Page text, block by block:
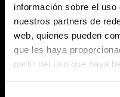
información sobre el
nuestros partners de
web, quienes pueden
que les haya
partir del uso que haya
Intelligenz
KI spielt eine